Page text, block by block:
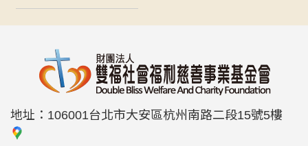
地址： 106001台北市大安區杭州南路二段15號5樓